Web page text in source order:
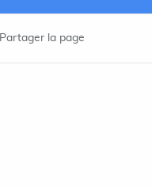
Partager la page